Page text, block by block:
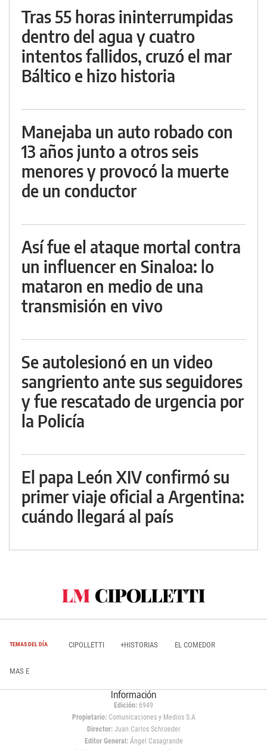
Tras 55 horas ininterrumpidas
dentro del agua y cuatro
intentos fallidos, cruzó el mar
Báltico e hizo historia
Manejaba un auto robado con
13 años junto a otros seis
menores y provocó la muerte
de un conductor
Así fue el ataque mortal contra
un influencer en Sinaloa: lo
mataron en medio de una
transmisión en vivo
Se autolesionó en un video
sangriento ante sus seguidores
y fue rescatado de urgencia por
la Policía
El papa León XIV confirmó su
primer viaje oficial a Argentina:
cuándo llegará al país
TEMAS DEL DÍA CIPOLLETTI +HISTORIAS EL COMEDOR
MAS E
Información
Edición: 6949
Propietario:Comunicaciones y Medios S.A
Director: Juan Carlos Schroeder
Editor General:Ángel Casagrande